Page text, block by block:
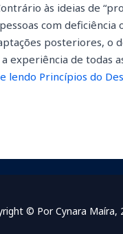
às ideias de
com deficiência
posteriores, o
experiência de todas
lendo Princípios do
© Por Cynara Maíra,